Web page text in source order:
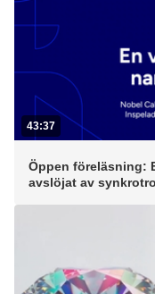
43:37
Öppen föreläsning:
avslöjat av